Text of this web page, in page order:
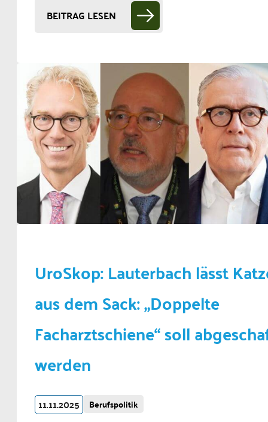
BEITRAG LESEN
UroSkop: Lauterbach lässt
aus dem Sack: „Doppelte
Facharztschiene“ soll
werden
11.11.2025 Berufspolitik